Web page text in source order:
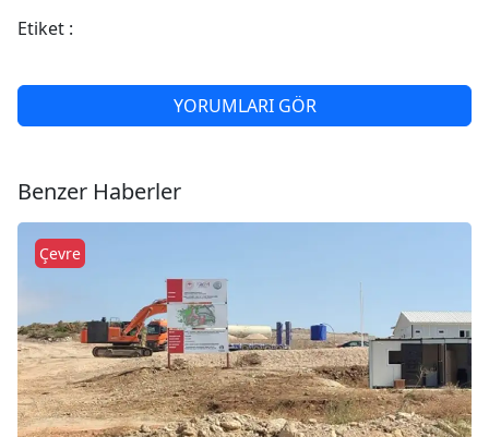
Etiket :
YORUMLARI GÖR
Benzer Haberler
Çevre